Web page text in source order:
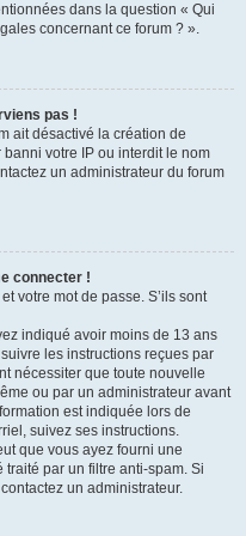
dans la question « Qui
concernant ce forum ? ».
pas !
ait désactivé la création de
votre IP ou interdit le nom
un administrateur du forum
connecter !
votre mot de passe. S’ils sont
indiqué avoir moins de 13 ans
les instructions reçues par
nécessiter que toute nouvelle
ou par un administrateur avant
est indiquée lors de
suivez ses instructions.
que vous ayez fourni une
par un filtre anti-spam. Si
un administrateur.